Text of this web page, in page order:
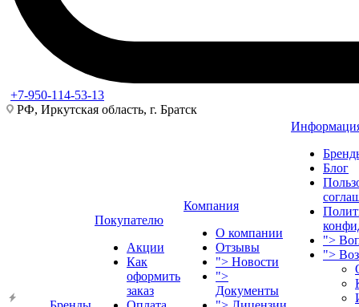
+7-950-114-53-13
РФ, Иркутская область, г. Братск
Покупателю
Акции
Как
оформить
заказ
Компания
О компании
Отзывы
"> Новости
">
Документы
Блог
">
">